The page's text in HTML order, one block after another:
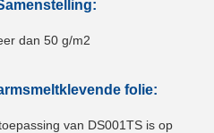
dan 50 g/m2
folie:
van DS001TS is op